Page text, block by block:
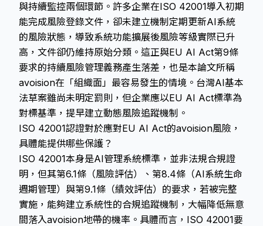
與持續監控兩個環節。許多企業在ISO 42001導入初期
能完成風險登錄文件，卻未建立機制定期更新AI系統
的風險狀態，導致系統功能擴展後風險等級實際已升
高，文件卻仍維持原始分類。這正與EU AI Act第9條
要求的持續風險管理義務產生落差，也是本論文所稱
avoision在「組織面」最容易發生的情境。台灣AI基本
法草案雖尚未明定罰則，但企業應以EU AI Act標準為
對標基準，提早建立動態風險追蹤機制。
ISO 42001認證對於應對EU AI Act的avoision風險，
具體能提供哪些保護？
ISO 42001本身是AI管理系統標準，並非法規合規證
明，但其第6.1條（風險評估）、第8.4條（AI系統生命
週期管理）與第9.1條（績效評估）的要求，若被完整
實施，能夠建立系統性的合規追蹤機制，大幅降低無意
間落入avoision地帶的機率。具體而言，ISO 42001要